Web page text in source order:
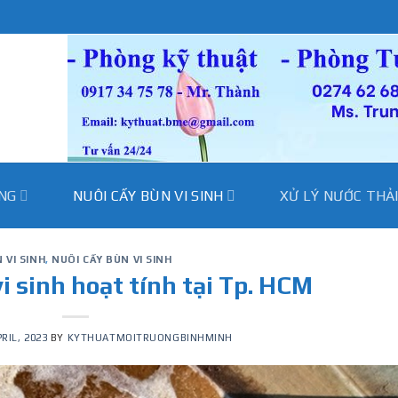
NUÔI CẤY BÙN VI SINH XỬ LÝ NƯỚC THẢI
VI SINH, NUÔI CẤY BÙN VI SINH
sinh hoạt tính tại Tp. HCM
2023 BY KYTHUATMOITRUONGBINHMINH